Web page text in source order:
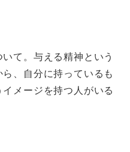
て。与える精神という
、自分に持っているも
メージを持つ人がいる